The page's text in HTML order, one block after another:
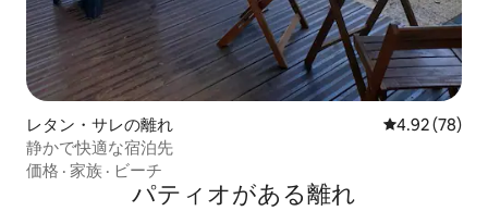
レタン・サレの離れ レビュー78
4.92 (78)
静かで快適な宿泊先
価格 · 家族 · ビーチ
パティオがある離れ